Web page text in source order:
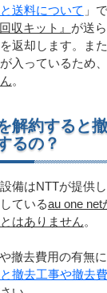
送料について 」
回収キット』 が送
返却します。ま
入っているため、
。
解約すると
るの？
備はNTTが提供
ているau one net
はありません。
撤去費用の有無
撤去工事や撤去